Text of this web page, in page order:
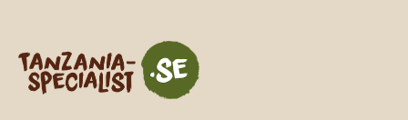
Tanzania Specialist